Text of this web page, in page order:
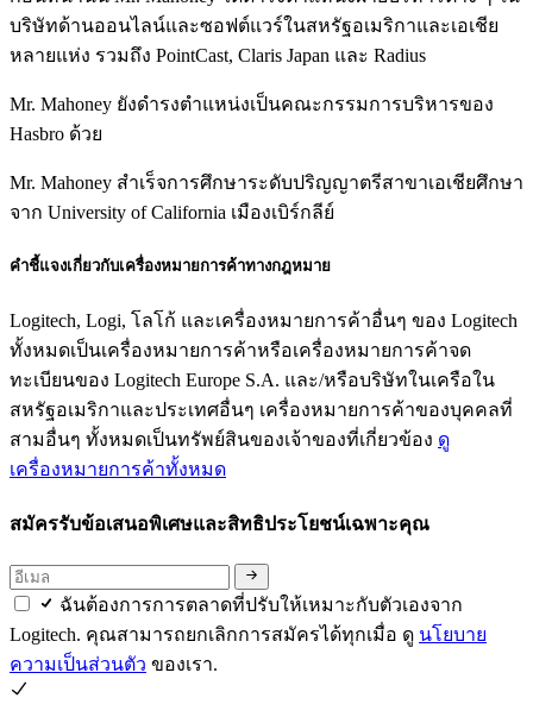
บริษัทด้านออนไลน์และซอฟต์แวร์ในสหรัฐอเมริกาและเอเชีย
หลายแห่ง รวมถึง PointCast, Claris Japan และ Radius
Mr. Mahoney ยังดำรงตำแหน่งเป็นคณะกรรมการบริหารของ
Hasbro ด้วย
Mr. Mahoney สำเร็จการศึกษาระดับปริญญาตรีสาขาเอเชียศึกษา
จาก University of California เมืองเบิร์กลีย์
คำชี้แจงเกี่ยวกับเครื่องหมายการค้าทางกฎหมาย
Logitech, Logi, โลโก้ และเครื่องหมายการค้าอื่นๆ ของ Logitech
ทั้งหมดเป็นเครื่องหมายการค้าหรือเครื่องหมายการค้าจด
ทะเบียนของ Logitech Europe S.A. และ/หรือบริษัทในเครือใน
สหรัฐอเมริกาและประเทศอื่นๆ เครื่องหมายการค้าของบุคคลที่
สามอื่นๆ ทั้งหมดเป็นทรัพย์สินของเจ้าของที่เกี่ยวข้อง ดู
เครื่องหมายการค้าทั้งหมด
สมัครรับข้อเสนอพิเศษและสิทธิประโยชน์เฉพาะคุณ
ฉันต้องการการตลาดที่ปรับให้เหมาะกับตัวเองจาก
Logitech. คุณสามารถยกเลิกการสมัครได้ทุกเมื่อ ดู นโยบาย
ความเป็นส่วนตัว ของเรา.